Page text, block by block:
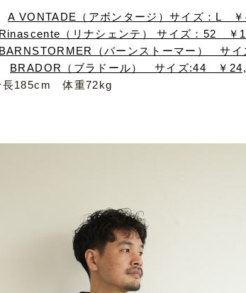
A VONTADE（アボンタージ）サイズ：L
Rinascente（リナシェンテ） サイズ：52 ￥
BARNSTORMER（バーンストーマー） サ
BRADOR（ブラドール） サイズ:44 ￥
185cm 体重72kg